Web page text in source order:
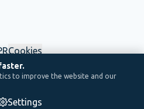
Cookies
Between two shifts, coffee and
PS
to improve the website and our
Settings